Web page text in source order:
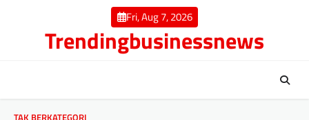
Fri, Aug 7, 2026
Trendingbusinessnews